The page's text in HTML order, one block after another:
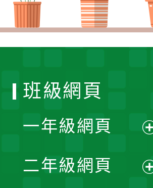
班級網頁
一年級網頁
二年級網頁